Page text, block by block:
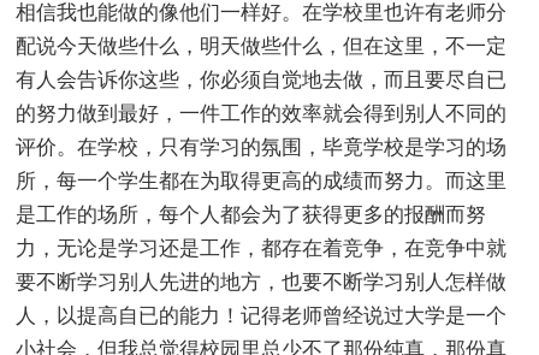
相信我也能做的像他们一样好。在学校里也许有老师分
配说今天做些什么，明天做些什么，但在这里，不一定
有人会告诉你这些，你必须自觉地去做，而且要尽自已
的努力做到最好，一件工作的效率就会得到别人不同的
评价。在学校，只有学习的氛围，毕竟学校是学习的场
所，每一个学生都在为取得更高的成绩而努力。而这里
是工作的场所，每个人都会为了获得更多的报酬而努
力，无论是学习还是工作，都存在着竞争，在竞争中就
要不断学习别人先进的地方，也要不断学习别人怎样做
人，以提高自已的能力！记得老师曾经说过大学是一个
小社会，但我总觉得校园里总少不了那份纯真，那份真